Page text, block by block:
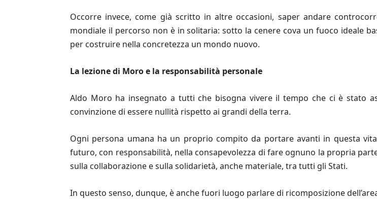
Occorre invece, come già scritto in altre occasioni, saper andare
mondiale il percorso non è in solitaria: sotto la cenere cova un fuoco ideale
per costruire nella concretezza un mondo nuovo.
La lezione di Moro e la responsabilità personale
Aldo Moro ha insegnato a tutti che bisogna vivere il tempo che ci è stato
convinzione di essere nullità rispetto ai grandi della terra.
Ogni persona umana ha un proprio compito da portare avanti in questa
futuro, con responsabilità, nella consapevolezza di fare ognuno la propria
sulla collaborazione e sulla solidarietà, anche materiale, tra tutti gli Stati.
In questo senso, dunque, è anche fuori luogo parlare di ricomposizione